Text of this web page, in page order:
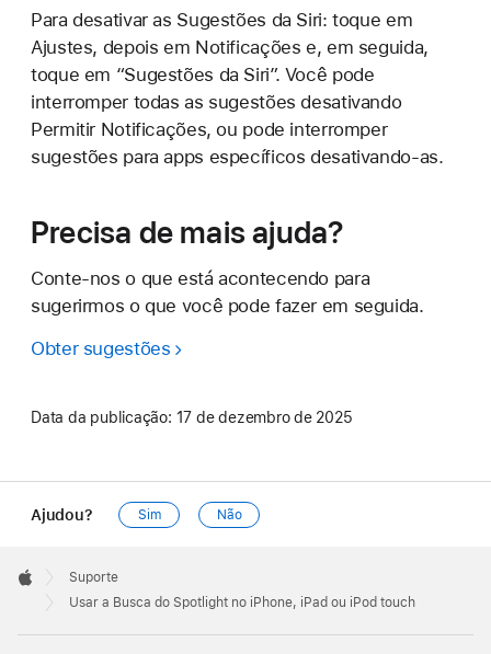
Para desativar as Sugestões da Siri: toque em
Ajustes, depois em Notificações e, em seguida,
toque em “Sugestões da Siri”. Você pode
interromper todas as sugestões desativando
Permitir Notificações, ou pode interromper
sugestões para apps específicos desativando-as.
Precisa de mais ajuda?
Conte-nos o que está acontecendo para
sugerirmos o que você pode fazer em seguida.
Obter sugestões
Data da publicação: 17 de dezembro de 2025
Ajudou? Sim Não
Footer

Apple
Suporte
Usar a Busca do Spotlight no iPhone, iPad ou iPod touch